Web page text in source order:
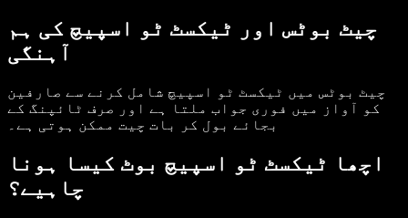
چیٹ بوٹس اور ٹیکسٹ ٹو اسپیچ کی ہم
آہنگی
چیٹ بوٹس میں ٹیکسٹ ٹو اسپیچ شامل کرنے سے صارفین
کو آواز میں فوری جواب ملتا ہے اور صرف ٹائپنگ کے
بجائے بول کر بات چیت ممکن ہوتی ہے۔
اچھا ٹیکسٹ ٹو اسپیچ بوٹ کیسا ہونا
چاہیے؟